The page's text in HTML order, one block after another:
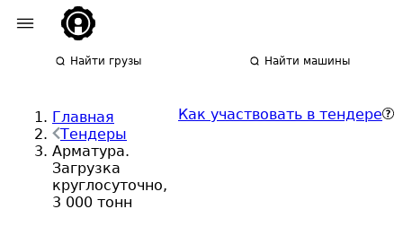
Найти грузы Найти машины
Главная
Тендеры
Арматура.
Загрузка
круглосуточно,
3 000 тонн
Как участвовать в тендере